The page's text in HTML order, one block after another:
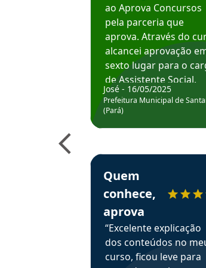
ao Aprova Concursos
pela parceria que
aprova. Através do
alcancei aprovação
sexto lugar para o
de Assistente Social.
Hoje estou atuando na
Prefeitura de Santarém.
José - 16/05/2025
Prefeitura Municipal de
(Pará)
Estudante Elais recomenda
Quem
conhece,
aprova
“Excelente explicação
dos conteúdos no
curso, ficou leve para